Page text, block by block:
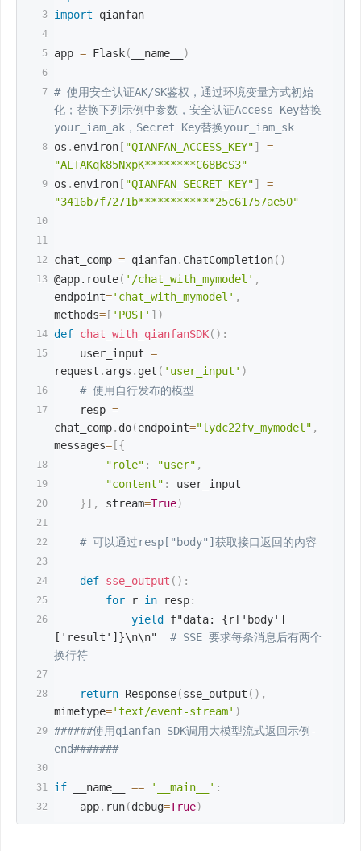
import qianfan
app = Flask( __name__ )
# 使用安全认证AK/SK鉴权，通过环境变量方式初始
化；替换下列示例中参数，安全认证Access Key替换
your_iam_ak，Secret Key替换your_iam_sk
os . environ [ "QIANFAN_ACCESS_KEY"]
=
"ALTAKqk85NxpK********C68BcS3"
os . environ [ "QIANFAN_SECRET_KEY"]
=
"3416b7f7271b************25c61757ae50"
chat_comp = qianfan. ChatCompletion( )
@app.route( '/chat_with_mymodel' ,
endpoint='chat_with_mymodel' ,
methods= [ 'POST' ] )
def chat_with_qianfanSDK( ) :
    user_input
=
request . args . get ( 'user_input' )
# 使用自行发布的模型
    resp
=
chat_comp. do(endpoint="lydc22fv_mymodel" ,
messages= [{
"role" : "user" ,
"content" :
user_input
}] , stream=True)
# 可以通过resp["body"]获取接口返回的内容
def sse_output ( ) :
for r in resp:
yield
f"data: {r['body']
['result']}\n\n"
# SSE 要求每条消息后有两个
换行符
return Response(sse_output ( ) ,
mimetype='text/event-stream' )
######使用qianfan SDK调用大模型流式返回示例-
end#######
if __name__ == '__main__' :
    app
. run(debug=True)